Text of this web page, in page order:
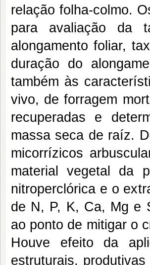
relação folha-colmo.
para avaliação da
alongamento foliar,
duração do
também às
vivo, de forragem
recuperadas e
massa seca de raíz.
micorrízicos
material vegetal da
nitroperclórica e o
de N, P, K, Ca, Mg e
ao ponto de mitigar o
Houve efeito da
estruturais,